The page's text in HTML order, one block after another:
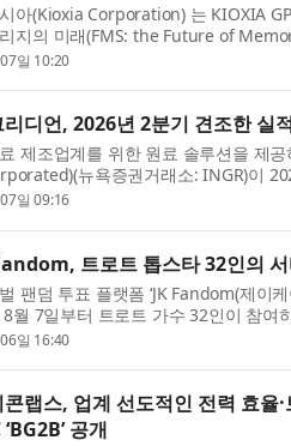
아(Kioxia Corporation) 는 KIOXIA
지의 미래(FMS: the Future of
부문에서 ‘베스트 오브 쇼(Bes...
일 10:20
리디언, 2026년 2분기 견조한 실
제조업계를 위한 원료 솔루션을 제
뉴욕증권거래소: INGR)이
최고경영자(CEO)인 짐 잘리(Jim Zalli...
일 09:16
트로트 톱스타 32인의 서
팬덤 투표 플랫폼 ‘JK Fandom(제이
8월 7일부터 트로트 가수 32인이 참여
: THE LAST THRONE)’를 개최...
일 16:40
콘랩스, 업계 선도적인 전력 효율
공개